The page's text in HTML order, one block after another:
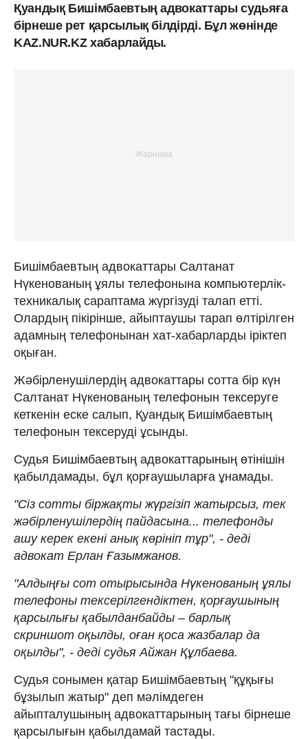
Қуандық Бишімбаевтың адвокаттары судьяға
бірнеше рет қарсылық білдірді. Бұл жөнінде
KAZ.NUR.KZ хабарлайды.
Бишімбаевтың адвокаттары Салтанат
Нүкенованың ұялы телефонына компьютерлік-
техникалық сараптама жүргізуді талап етті.
Олардың пікірінше, айыптаушы тарап өлтірілген
адамның телефонынан хат-хабарларды іріктеп
оқыған.
Жәбірленушілердің адвокаттары сотта бір күн
Салтанат Нүкенованың телефонын тексеруге
кеткенін еске салып, Қуандық Бишімбаевтың
телефонын тексеруді ұсынды.
Судья Бишімбаевтың адвокаттарының өтінішін
қабылдамады, бұл қорғаушыларға ұнамады.
"Сіз сотты біржақты жүргізіп жатырсыз, тек
жәбірленушілердің пайдасына... телефонды
ашу керек екені анық көрініп тұр", - деді
адвокат Ерлан Ғазымжанов.
"Алдыңғы сот отырысында Нүкенованың ұялы
телефоны тексерілгендіктен, қорғаушының
қарсылығы қабылданбайды – барлық
скриншот оқылды, оған қоса жазбалар да
оқылды", - деді судья Айжан Құлбаева.
Судья сонымен қатар Бишімбаевтың "құқығы
бұзылып жатыр" деп мәлімдеген
айыпталушының адвокаттарының тағы бірнеше
қарсылығын қабылдамай тастады.